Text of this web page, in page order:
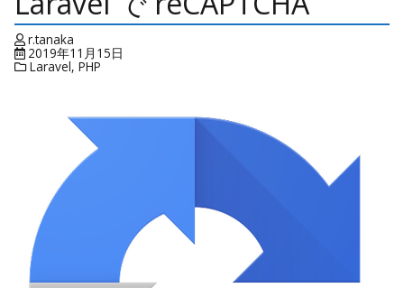
r.tanaka
2019年11月15日
Laravel,PHP